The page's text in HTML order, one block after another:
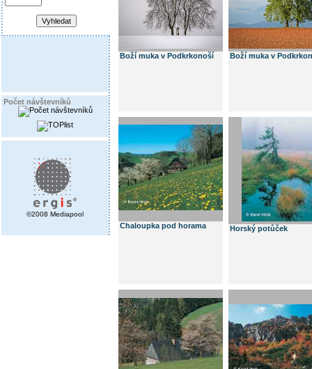
Počet návštevníků
©2008 Mediapool
Boží muka v Podkrkonoší Boží muka v
Chaloupka pod horama Horský potůček